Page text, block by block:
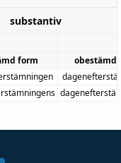
substantiv
form
obestämd